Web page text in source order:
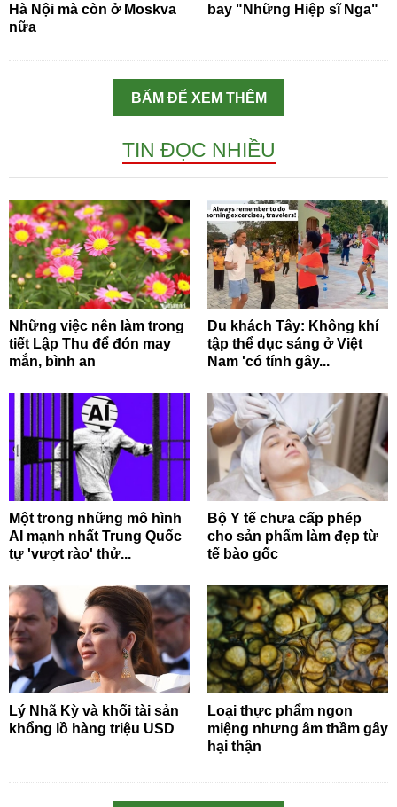
Hà Nội mà còn ở Moskva
nữa
bay "Những Hiệp sĩ Nga"
BẤM ĐỂ XEM THÊM
TIN ĐỌC NHIỀU
Những việc nên làm trong
tiết Lập Thu để đón may
mắn, bình an
Du khách Tây: Không khí
tập thể dục sáng ở Việt
Nam 'có tính gây...
Một trong những mô hình
AI mạnh nhất Trung Quốc
tự 'vượt rào' thử...
Bộ Y tế chưa cấp phép
cho sản phẩm làm đẹp từ
tế bào gốc
Lý Nhã Kỳ và khối tài sản
khổng lồ hàng triệu USD
Loại thực phẩm ngon
miệng nhưng âm thầm gây
hại thận